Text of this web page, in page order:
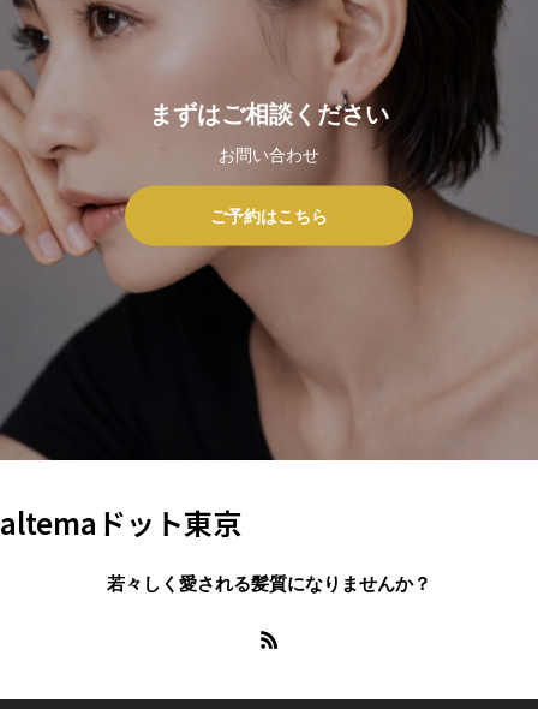
まずはご相談ください
お問い合わせ
ご予約はこちら
altemaドット東京
若々しく愛される髪質になりませんか？